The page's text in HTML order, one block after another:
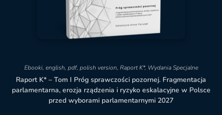
Ebooki, english, pdf, polish version, Raport K*, Wydania Specjalne
Raport K* – Tom I Próg sprawczości pozornej. Fragmentacja
parlamentarna, erozja rządzenia i ryzyko eskalacyjne w Polsce
przed wyborami parlamentarnymi 2027